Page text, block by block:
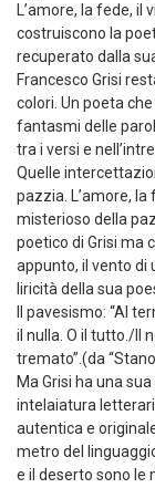
L’amore, la fede,
costruiscono la
recuperato dalla
Francesco Grisi
colori. Un poeta
fantasmi delle
tra i versi e
Quelle
pazzia. L’amore,
misterioso della
poetico di Grisi ma
appunto, il vento di
liricità della sua
Il pavesismo: “Al
il nulla. O il tutto./Il
tremato”.(da
Ma Grisi ha una
intelaiatura
autentica e
metro del
e il deserto sono